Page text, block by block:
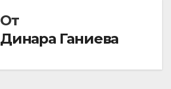
От
Динара Ганиева